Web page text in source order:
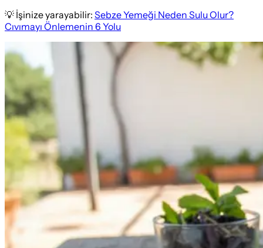
💡 İşinize yarayabilir: Sebze Yemeği Neden Sulu Olur?
Cıvımayı Önlemenin 6 Yolu